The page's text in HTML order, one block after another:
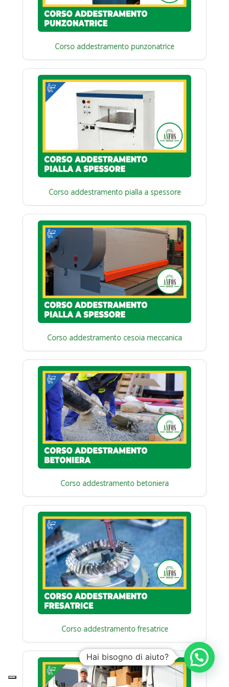
Corso addestramento punzonatrice
Corso addestramento pialla a spessore
Corso addestramento cesoia meccanica
Corso addestramento betoniera
Corso addestramento fresatrice
Hai bisogno di aiuto?